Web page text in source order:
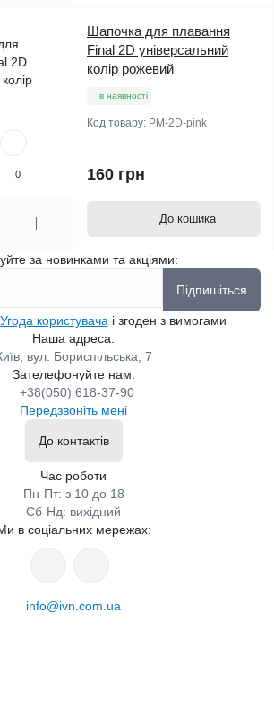
0
Шапочка для плавання
Final 2D універсальний
колір рожевий
в наявності
Код товару: PM-2D-pink
160 грн
До кошика
за новинками та акціями:
Підпишіться
Угода користувача і згоден з вимогами
Наша адреса:
вул. Бориспільська, 7
Зателефонуйте нам:
+38(050) 618-37-90
Передзвоніть мені
До контактів
Час роботи
Пн-Пт: з 10 до 18
Сб-Нд: вихідний
в соціальних мережах:
info@ivn.com.ua